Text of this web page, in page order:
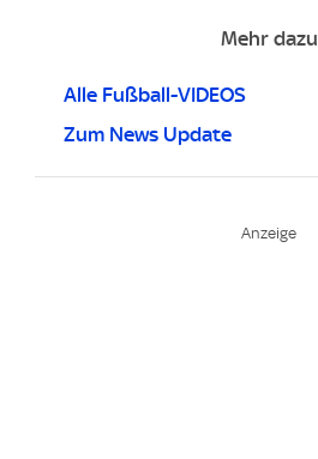
Mehr dazu
Alle Fußball-VIDEOS
Zum News Update